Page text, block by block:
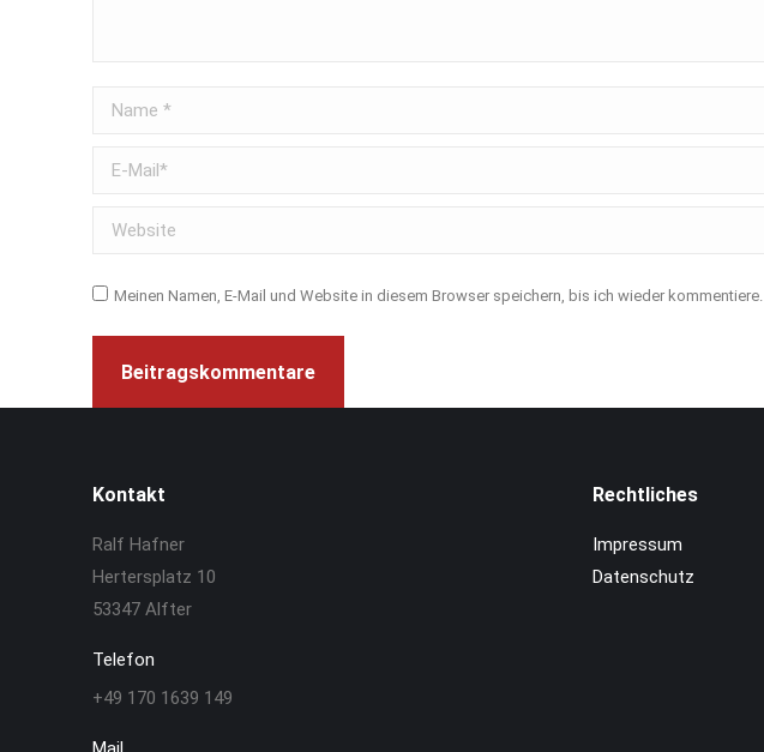
Name *
E-Mail *
Website
Meinen Namen, E-Mail und Website in diesem Browser speichern, bis ich wieder kommentiere.
Beitragskommentare
Kontakt
Ralf Hafner
Hertersplatz 10
53347 Alfter
Telefon
+49 170 1639 149
Rechtliches
Impressum
Datenschutz